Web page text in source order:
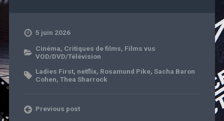
5 juin 2026
Cinéma, Critiques de films, Films vus
VOD/DVD/Télévision
Ladies First, netflix, Rosamund Pike, Sacha Baron
Cohen, Thea Sharrock
Previous post